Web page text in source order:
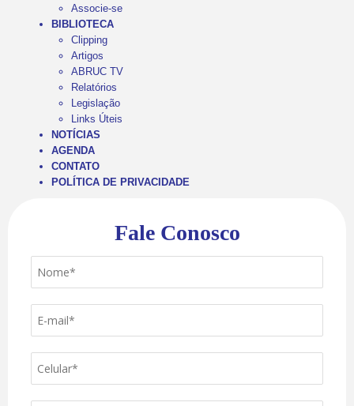
Associe-se
BIBLIOTECA
Clipping
Artigos
ABRUC TV
Relatórios
Legislação
Links Úteis
NOTÍCIAS
AGENDA
CONTATO
POLÍTICA DE PRIVACIDADE
Fale Conosco